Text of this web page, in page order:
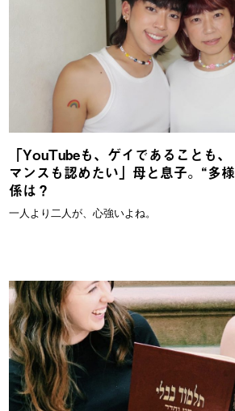
「YouTubeも、ゲイであることも
マンスも認めたい」母と息子。“多
係は？
一人より二人が、心強いよね。